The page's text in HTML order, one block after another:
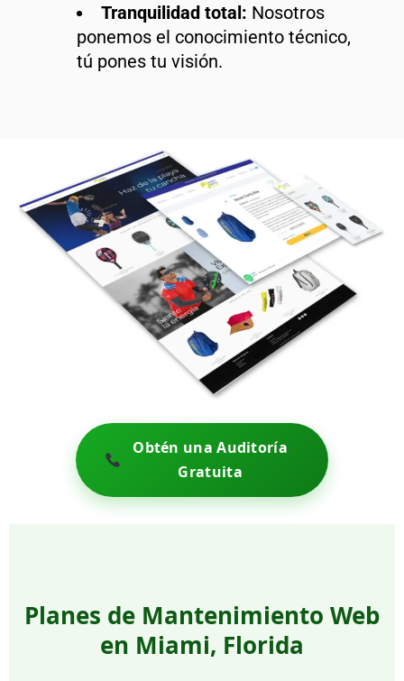
Tranquilidad total: Nosotros
ponemos el conocimiento técnico,
tú pones tu visión.
Obtén una Auditoría
Gratuita
Planes de Mantenimiento Web
en Miami, Florida